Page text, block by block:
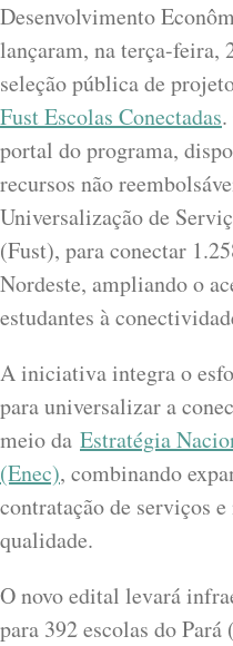
Desenvolvimento
lançaram, na terça-feira,
seleção pública de
Fust Escolas Conectadas.
portal do programa,
recursos não
Universalização de
(Fust), para conectar
Nordeste, ampliando o
estudantes à
A iniciativa integra o
para universalizar a
meio da Estratégia
(Enec), combinando
contratação de serviços
qualidade.
O novo edital levará
para 392 escolas do